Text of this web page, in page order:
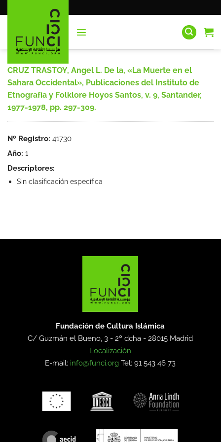
al
CRUZ TRASTOY, Angel L. De la, «La Muerte en el
Sahara Occidental», Publicaciones del Instituto de
Etnografía y Folklore Hoyos Santos, v. 9, Santander,
1977-1978, pp. 297-309.
Nº Registro: 41730
Año: 1
Descriptores:
Sin clasificación específica
Fundación de Cultura Islámica
C/ Guzmán el Bueno, 3 - 2º dcha -28015 Madrid
Localización
E-mail: info@funci.org Tel: 91 543 46 73